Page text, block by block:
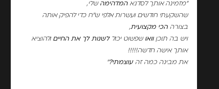
"מזמינה אותך לסדנאהמדהימה שלי,
שהשקעתי חודשים ועשרות אלפי ש"ח כדי להפיק אותה
בצורההכי מקצועית,
ויש בה תוכןוואו שפשוט יכוללשנות לך את החיים ולהוציא
אותך אישה חדשה!!!!!
את מבינה כמה זהעוצמתי?"